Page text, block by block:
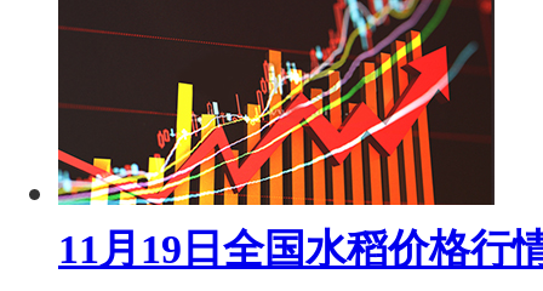
11月19日全国水稻价格行